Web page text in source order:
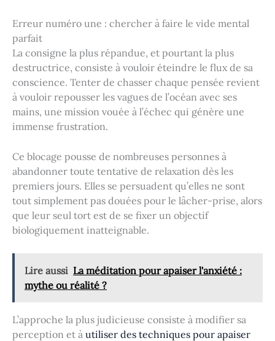
Erreur numéro une : chercher à faire le vide mental
parfait
La consigne la plus répandue, et pourtant la plus
destructrice, consiste à vouloir éteindre le flux de sa
conscience. Tenter de chasser chaque pensée revient
à vouloir repousser les vagues de l’océan avec ses
mains, une mission vouée à l’échec qui génère une
immense frustration.
Ce blocage pousse de nombreuses personnes à
abandonner toute tentative de relaxation dès les
premiers jours. Elles se persuadent qu’elles ne sont
tout simplement pas douées pour le lâcher-prise, alors
que leur seul tort est de se fixer un objectif
biologiquement inatteignable.
Lire aussi La méditation pour apaiser l'anxiété :
mythe ou réalité ?
L’approche la plus judicieuse consiste à modifier sa
perception et à utiliser des techniques pour apaiser